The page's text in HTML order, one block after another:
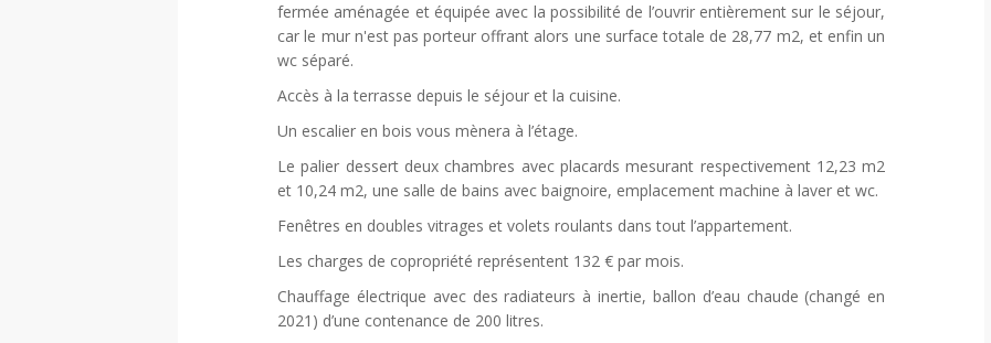
fermée aménagée et équipée avec la possibilité de l’ouvrir entièrement sur le séjour,
car le mur n'est pas porteur offrant alors une surface totale de 28,77 m2, et enfin un
wc séparé.
Accès à la terrasse depuis le séjour et la cuisine.
Un escalier en bois vous mènera à l’étage.
Le palier dessert deux chambres avec placards mesurant respectivement 12,23 m2
et 10,24 m2, une salle de bains avec baignoire, emplacement machine à laver et wc.
Fenêtres en doubles vitrages et volets roulants dans tout l’appartement.
Les charges de copropriété représentent 132 € par mois.
Chauffage électrique avec des radiateurs à inertie, ballon d’eau chaude (changé en
2021) d’une contenance de 200 litres.